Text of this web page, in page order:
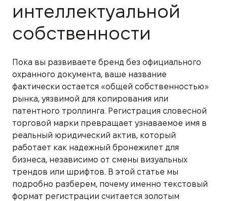
интеллектуальной
собственности
Пока вы развиваете бренд без официального
охранного документа, ваше название
фактически остается «общей собственностью»
рынка, уязвимой для копирования или
патентного троллинга. Регистрация словесной
торговой марки превращает узнаваемое имя в
реальный юридический актив, который
работает как надежный бронежилет для
бизнеса, независимо от смены визуальных
трендов или шрифтов. В этой статье мы
подробно разберем, почему именно текстовый
формат регистрации считается золотым